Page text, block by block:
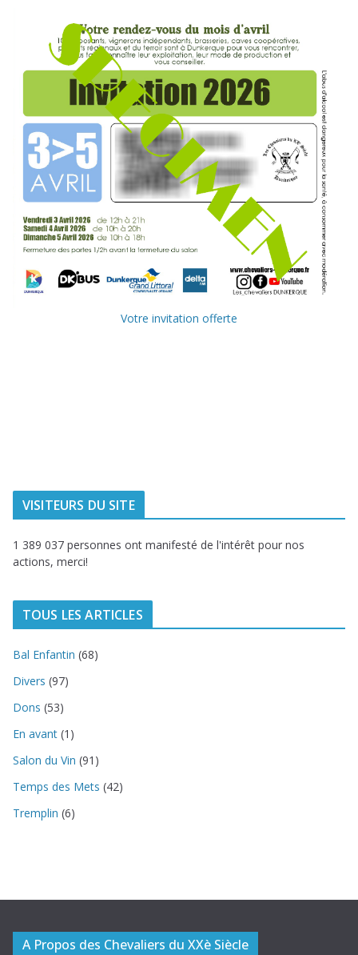
Votre invitation offerte
VISITEURS DU SITE
1 389 037 personnes ont manifesté de l'intérêt pour nos
actions, merci!
TOUS LES ARTICLES
Bal Enfantin (68)
Divers (97)
Dons (53)
En avant (1)
Salon du Vin (91)
Temps des Mets (42)
Tremplin (6)
A Propos des Chevaliers du XXè Siècle